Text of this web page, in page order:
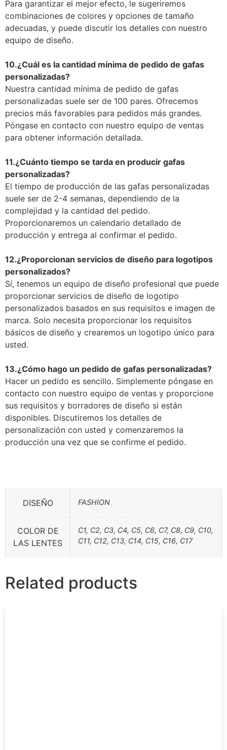
Para garantizar el mejor efecto, le sugeriremos
combinaciones de colores y opciones de tamaño
adecuadas, y puede discutir los detalles con nuestro
equipo de diseño.
10.¿Cuál es la cantidad mínima de pedido de gafas
personalizadas?
Nuestra cantidad mínima de pedido de gafas
personalizadas suele ser de 100 pares. Ofrecemos
precios más favorables para pedidos más grandes.
Póngase en contacto con nuestro equipo de ventas
para obtener información detallada.
11.¿Cuánto tiempo se tarda en producir gafas
personalizadas?
El tiempo de producción de las gafas personalizadas
suele ser de 2-4 semanas, dependiendo de la
complejidad y la cantidad del pedido.
Proporcionaremos un calendario detallado de
producción y entrega al confirmar el pedido.
12.¿Proporcionan servicios de diseño para logotipos
personalizados?
Sí, tenemos un equipo de diseño profesional que puede
proporcionar servicios de diseño de logotipo
personalizados basados en sus requisitos e imagen de
marca. Solo necesita proporcionar los requisitos
básicos de diseño y crearemos un logotipo único para
usted.
13.¿Cómo hago un pedido de gafas personalizadas?
Hacer un pedido es sencillo. Simplemente póngase en
contacto con nuestro equipo de ventas y proporcione
sus requisitos y borradores de diseño si están
disponibles. Discutiremos los detalles de
personalización con usted y comenzaremos la
producción una vez que se confirme el pedido.
DISEÑO FASHION
COLOR DE
LAS LENTES
C1, C2, C3, C4, C5, C6, C7, C8, C9, C10,
C11, C12, C13, C14, C15, C16, C17
Related products